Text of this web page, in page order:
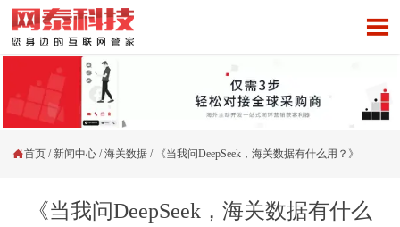

首页 / 新闻中心 /海关数据 / 《当我问DeepSeek，海关数据有什么用？》
《当我问DeepSeek，海关数据有什么